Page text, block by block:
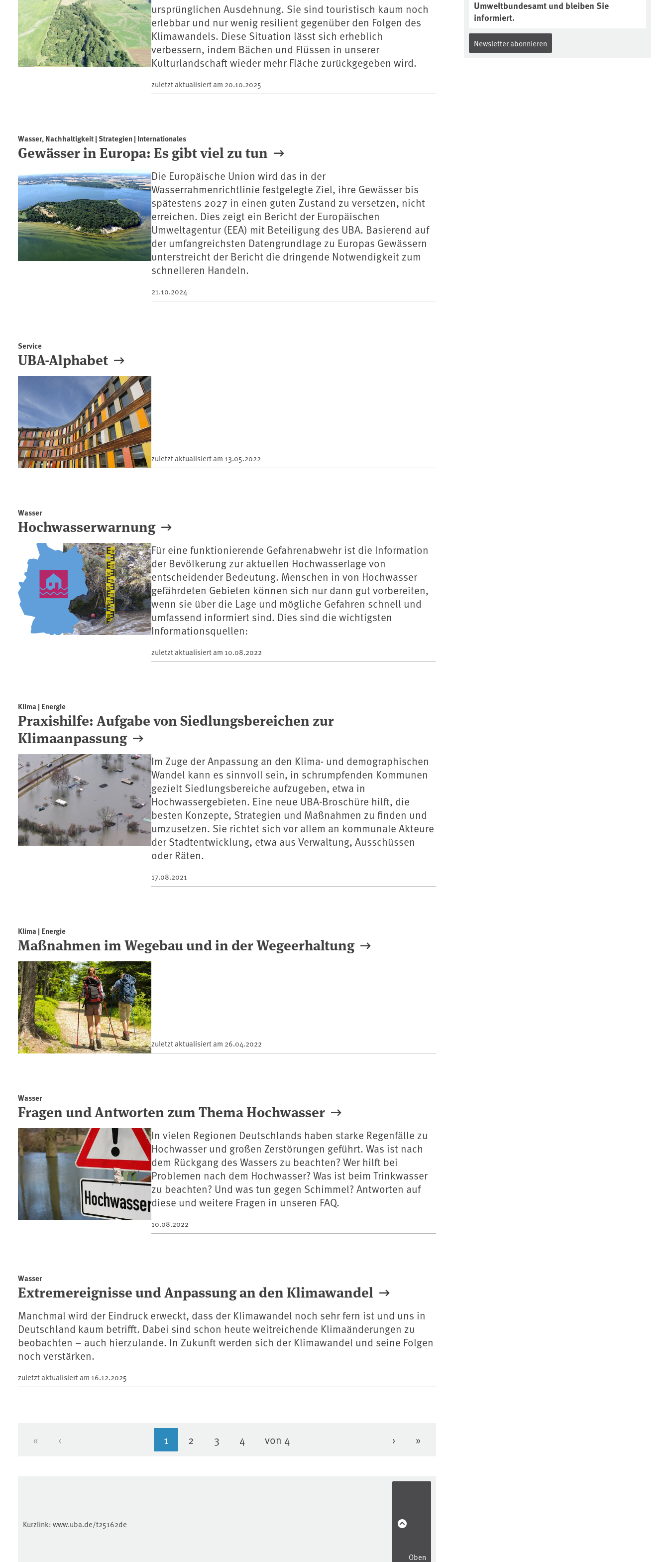
ursprünglichen Ausdehnung. Sie sind touristisch kaum noch
erlebbar und nur wenig resilient gegenüber den Folgen des
Klimawandels. Diese Situation lässt sich erheblich
verbessern, indem Bächen und Flüssen in unserer
Kulturlandschaft wieder mehr Fläche zurückgegeben wird.
zuletzt aktualisiert am 20.10.2025
Wasser, Nachhaltigkeit | Strategien | Internationales
Gewässer in Europa: Es gibt viel zu tun
Die Europäische Union wird das in der
Wasserrahmenrichtlinie festgelegte Ziel, ihre Gewässer bis
spätestens 2027 in einen guten Zustand zu versetzen, nicht
erreichen. Dies zeigt ein Bericht der Europäischen
Umweltagentur (EEA) mit Beteiligung des UBA. Basierend auf
der umfangreichsten Datengrundlage zu Europas Gewässern
unterstreicht der Bericht die dringende Notwendigkeit zum
schnelleren Handeln.
21.10.2024
Service
UBA-Alphabet
zuletzt aktualisiert am 13.05.2022
Wasser
Hochwasserwarnung
Für eine funktionierende Gefahrenabwehr ist die Information
der Bevölkerung zur aktuellen Hochwasserlage von
entscheidender Bedeutung. Menschen in von Hochwasser
gefährdeten Gebieten können sich nur dann gut vorbereiten,
wenn sie über die Lage und mögliche Gefahren schnell und
umfassend informiert sind. Dies sind die wichtigsten
Informationsquellen:
zuletzt aktualisiert am 10.08.2022
Klima | Energie
Praxishilfe: Aufgabe von Siedlungsbereichen zur
Klimaanpassung
Im Zuge der Anpassung an den Klima- und demographischen
Wandel kann es sinnvoll sein, in schrumpfenden Kommunen
gezielt Siedlungsbereiche aufzugeben, etwa in
Hochwassergebieten. Eine neue UBA-Broschüre hilft, die
besten Konzepte, Strategien und Maßnahmen zu finden und
umzusetzen. Sie richtet sich vor allem an kommunale Akteure
der Stadtentwicklung, etwa aus Verwaltung, Ausschüssen
oder Räten.
17.08.2021
Klima | Energie
Maßnahmen im Wegebau und in der Wegeerhaltung
zuletzt aktualisiert am 26.04.2022
Wasser
Fragen und Antworten zum Thema Hochwasser
In vielen Regionen Deutschlands haben starke Regenfälle zu
Hochwasser und großen Zerstörungen geführt. Was ist nach
dem Rückgang des Wassers zu beachten? Wer hilft bei
Problemen nach dem Hochwasser? Was ist beim Trinkwasser
zu beachten? Und was tun gegen Schimmel? Antworten auf
diese und weitere Fragen in unseren FAQ.
10.08.2022
Wasser
Extremereignisse und Anpassung an den Klimawandel
Manchmal wird der Eindruck erweckt, dass der Klimawandel noch sehr fern ist und uns in
Deutschland kaum betrifft. Dabei sind schon heute weitreichende Klimaänderungen zu
beobachten – auch hierzulande. In Zukunft werden sich der Klimawandel und seine Folgen
noch verstärken.
zuletzt aktualisiert am 16.12.2025
Erste Seite
« Vorherige Seite
‹ Aktuelle Seite
1 Seite
2 Seite
3 Seite
4 von 4 Nächste Seite
› Letzte Seite
»
Kurzlink: www.uba.de/t25162de
Oben
Umweltbundesamt und bleiben Sie
informiert.
Newsletter abonnieren